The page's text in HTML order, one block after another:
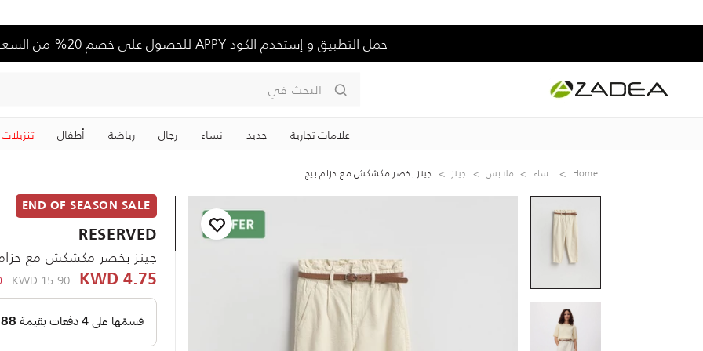
حمل التطبيق و إستخدم الكود APPY للحصول على خصم 20% من السعر الكامل
البحث في
علامات تجارية جديد نساء رجال رياضة ‏أطفال تنزيلات
Home نساء ملابس جينز جينز بخصر مكشكش مع حزام بيج
END OF SEASON SALE
RESERVED
جينز بخصر مكشكش مع
4.75 KWD
reduced from
15.90 KWD